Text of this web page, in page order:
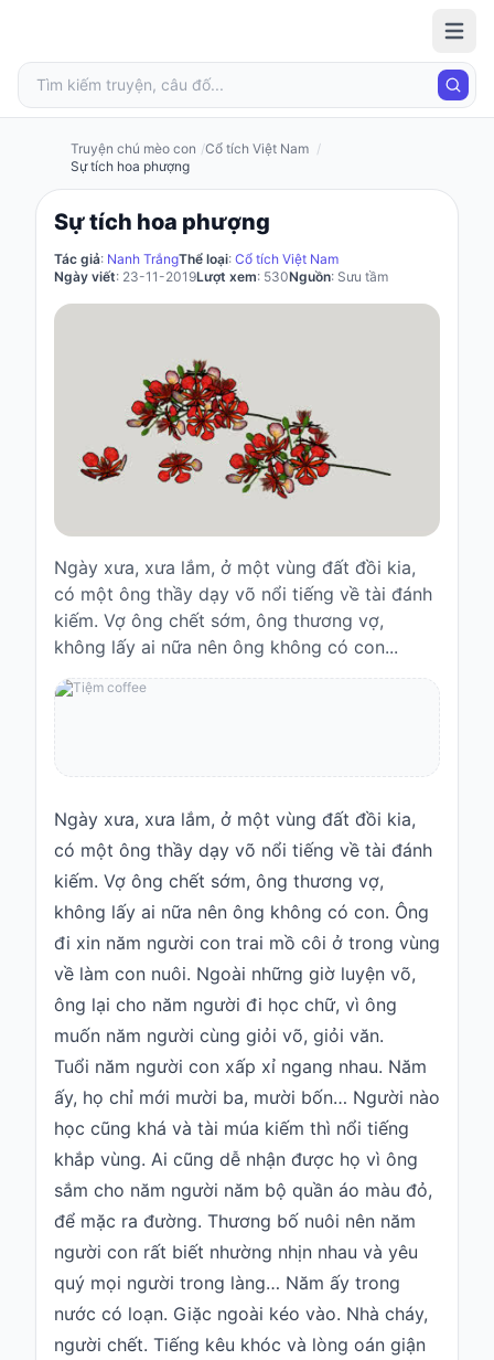
chú mèo
con
Đăng
nhập
Đăng
Truyện
cho
Cổ
tích
Việt
Nam
Truyện
Thơ
Truyện
Giới
Truyện chú mèo con Cổ tích Việt Nam
Sự tích hoa phượng
Sự tích hoa phượng
Tác giả: Nanh TrắngThể loại: Cổ tích Việt Nam
Ngày viết: 23-11-2019Lượt xem: 530Nguồn: Sưu tầm
Ngày xưa, xưa lắm, ở một vùng đất đồi kia,
có một ông thầy dạy võ nổi tiếng về tài đánh
kiếm. Vợ ông chết sớm, ông thương vợ,
không lấy ai nữa nên ông không có con...
Ngày xưa, xưa lắm, ở một vùng đất đồi kia,
có một ông thầy dạy võ nổi tiếng về tài đánh
kiếm. Vợ ông chết sớm, ông thương vợ,
không lấy ai nữa nên ông không có con. Ông
đi xin năm người con trai mồ côi ở trong vùng
về làm con nuôi. Ngoài những giờ luyện võ,
ông lại cho năm người đi học chữ, vì ông
muốn năm người cùng giỏi võ, giỏi văn.
Tuổi năm người con xấp xỉ ngang nhau. Năm
ấy, họ chỉ mới mười ba, mười bốn… Người nào
học cũng khá và tài múa kiếm thì nổi tiếng
khắp vùng. Ai cũng dễ nhận được họ vì ông
sắm cho năm người năm bộ quần áo màu đỏ,
để mặc ra đường. Thương bố nuôi nên năm
người con rất biết nhường nhịn nhau và yêu
quý mọi người trong làng… Năm ấy trong
nước có loạn. Giặc ngoài kéo vào. Nhà cháy,
người chết. Tiếng kêu khóc và lòng oán giận